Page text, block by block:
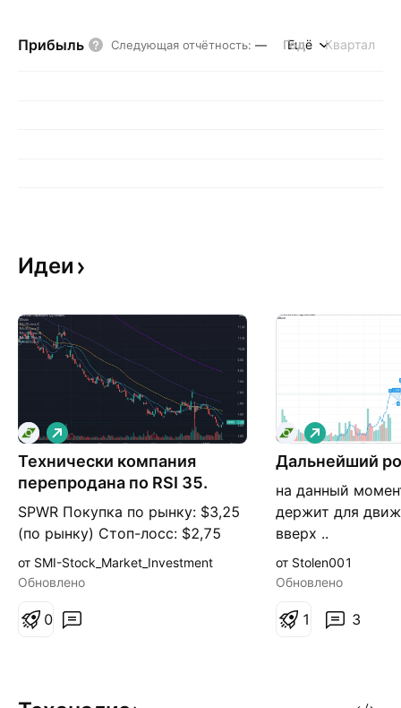
Прибыль Следующая отчётность: — Год Квартал
Ещё
Идеи
Технически компания
перепродана по RSI 35.
SPWR Покупка по рынку: $3,25
(по рынку) Стоп-лоcс: $2,75
Аллокация: 5-10% 37
аналитиков с 12-месячными
SunPower имеют среднюю цель
Д
л
и
н
а
я
от SMI-Stock_Market_Investment
Обновлено
0
Дальнейший
на данный
держит для
вверх ..
Д
л
и
н
я
от Stolen001
Обновлено
3
1